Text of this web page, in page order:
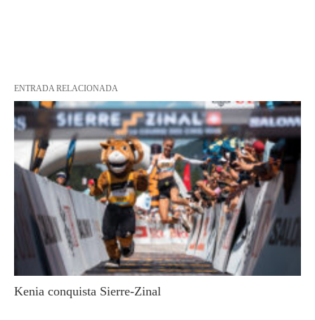
ENTRADA RELACIONADA
Kenia conquista Sierre-Zinal